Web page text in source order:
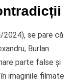
se pare că
Burlan
parte false și
imaginile filmate